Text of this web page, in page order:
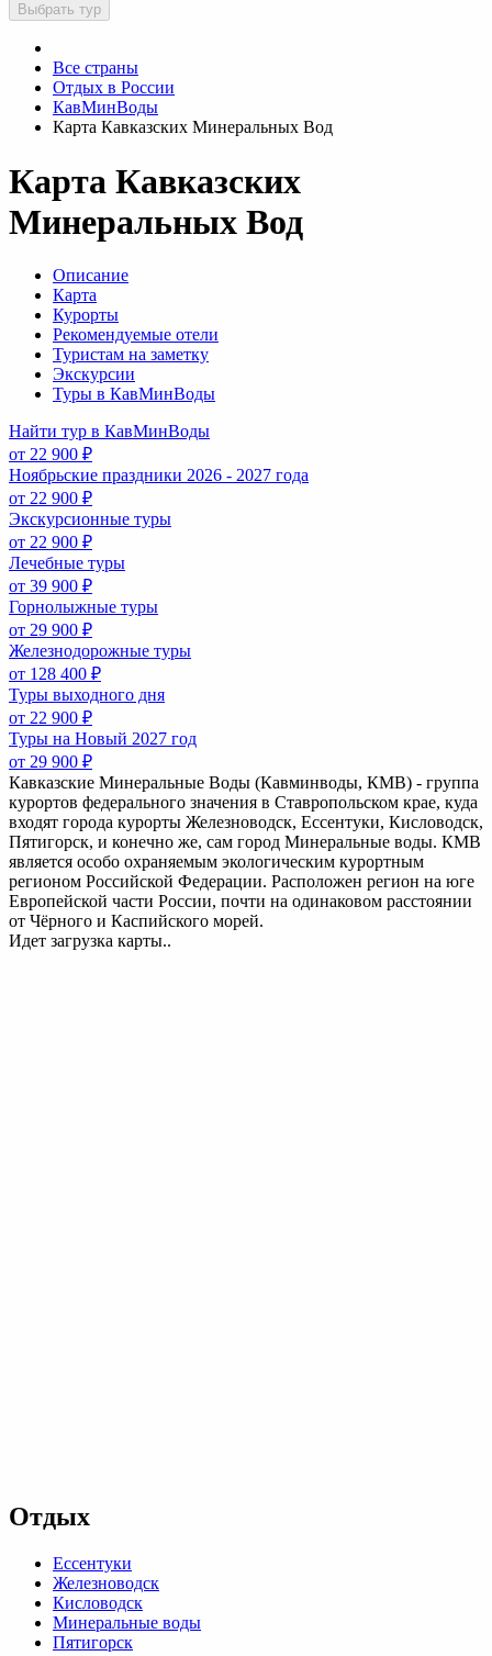
Выбрать тур
Все страны
Отдых в России
КавМинВоды
Карта Кавказских Минеральных Вод
Карта Кавказских
Минеральных Вод
Описание
Карта
Курорты
Рекомендуемые отели
Туристам на заметку
Экскурсии
Туры в КавМинВоды
Найти тур в КавМинВоды
от 22 900 ₽
Ноябрьские праздники 2026 - 2027 года
от 22 900 ₽
Экскурсионные туры
от 22 900 ₽
Лечебные туры
от 39 900 ₽
Горнолыжные туры
от 29 900 ₽
Железнодорожные туры
от 128 400 ₽
Туры выходного дня
от 22 900 ₽
Туры на Новый 2027 год
от 29 900 ₽
Кавказские Минеральные Воды (Кавминводы, КМВ) - группа
курортов федерального значения в Ставропольском крае, куда
входят города курорты Железноводск, Ессентуки, Кисловодск,
Пятигорск, и конечно же, сам город Минеральные воды. КМВ
является особо охраняемым экологическим курортным
регионом Российской Федерации. Расположен регион на юге
Европейской части России, почти на одинаковом расстоянии
от Чёрного и Каспийского морей.
Идет загрузка карты..
Отдых
Ессентуки
Железноводск
Кисловодск
Минеральные воды
Пятигорск